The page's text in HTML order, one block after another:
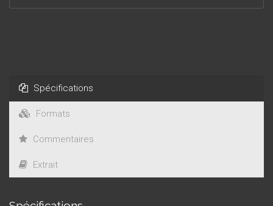
Spécifications
Formats
Commentaires
Extrait